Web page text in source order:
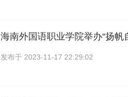
海南外国语职业学院举办“扬帆
发布于 2023-11-17 22:29:02